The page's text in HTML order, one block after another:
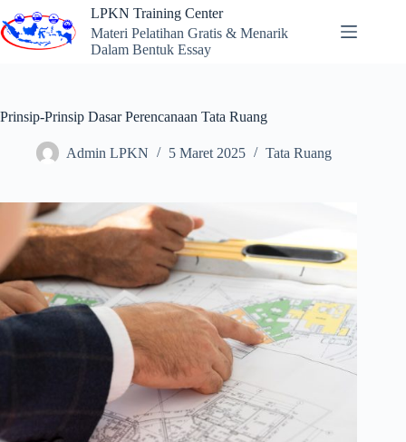
to
content
LPKN Training Center
Materi Pelatihan Gratis & Menarik
Dalam Bentuk Essay
Prinsip-Prinsip Dasar Perencanaan Tata Ruang
Admin LPKN 5 Maret 2025 Tata Ruang